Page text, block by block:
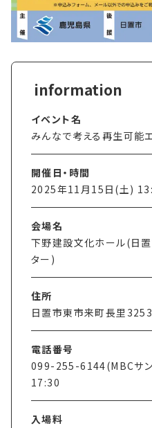
イベント名
みんなで考える再生可能
開催日・時間
2025年11月15日(土)
会場名
下野建設文化ホール(日
ター)
住所
日置市東市来町長里
電話番号
099-255-6144(MBCサ
17:30
入場料